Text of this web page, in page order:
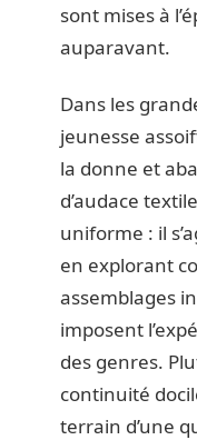
sont mises à
auparavant.
Dans les
jeunesse
la donne et
d’audace
uniforme : il
en explorant
assemblages
imposent
des genres.
continuité
terrain d’une